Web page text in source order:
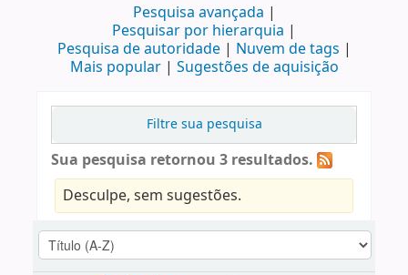
Pesquisa avançada
Pesquisar por hierarquia
Pesquisa de autoridade
Nuvem de tags
Mais popular
Sugestões de aquisição
Filtre sua pesquisa
Sua pesquisa retornou 3 resultados.
Desculpe, sem sugestões.